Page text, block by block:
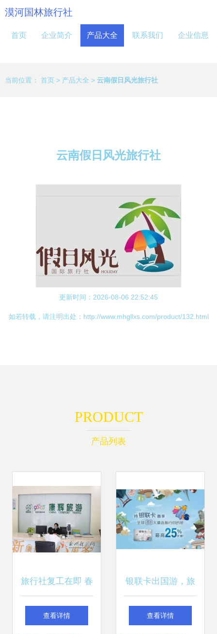
漠河国林旅行社
首页 企业简介 产品大全 联系我们 企业信息
当前位置： 首页 > 产品大全 > 云南假日风光旅行社
云南假日风光旅行社
更新时间：2026-08-06 22:52:45
如若转载，请注明出处：http://www.mhgllxs.com/product/132.html
PRODUCT
产品列表
旅行社复工在即 春
暖花开，一起踏青
查看详情
银联卡出国游，旅
行社隐藏优惠大揭
查看详情